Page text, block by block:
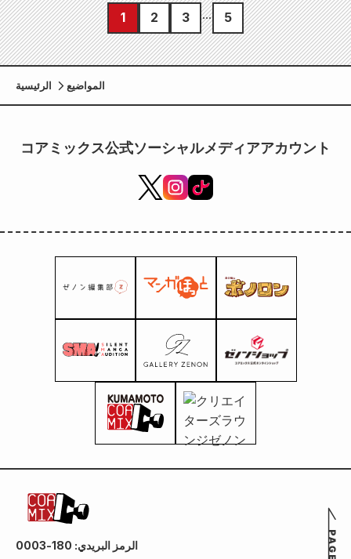
1 2 3 5
الرئيسية المواضيع
コアミックス公式ソーシャルメディアアカウント
الرمز البريدي: 180-0003